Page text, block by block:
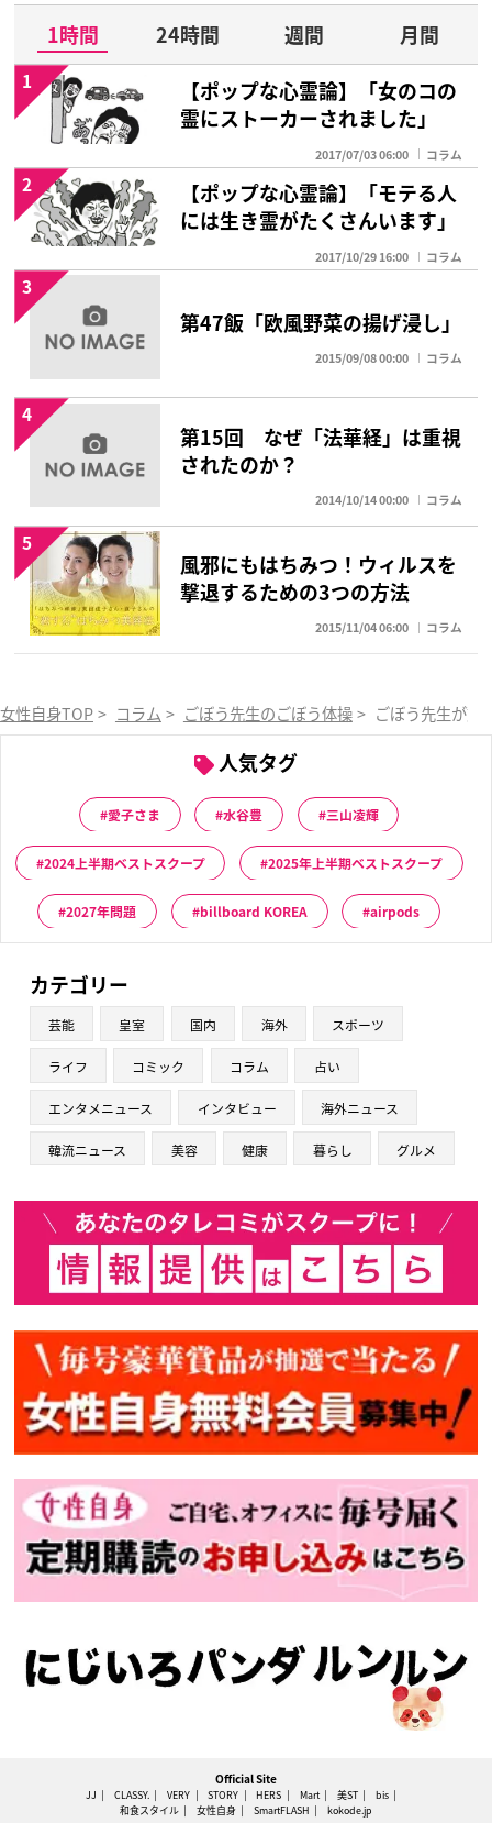
1時間 24時間 週間
月間
【ポップな心霊論】「女のコの
霊にストーカーされました」
2017/07/03 06:00 コラム
1
【ポップな心霊論】「モテる人
には生き霊がたくさんいます」
2017/10/29 16:00 コラム
2
第47飯「欧風野菜の揚げ浸し」
2015/09/08 00:00 コラム
3
第15回 なぜ「法華経」は重視
されたのか？
2014/10/14 00:00 コラム
4
風邪にもはちみつ！ウィルスを
撃退するための3つの方法
2015/11/04 06:00 コラム
5
女性自身TOP > コラム > ごぼう先生のごぼう体操 > ごぼう先生が動
人気タグ
愛子さま 水谷豊 三山凌輝
2024上半期ベストスクープ 2025年上半期ベストスクープ
2027年問題 billboard KOREA airpods
カテゴリー
芸能 皇室 国内 海外 スポーツ
ライフ コミック コラム 占い
エンタメニュース インタビュー 海外ニュース
韓流ニュース 美容 健康 暮らし グルメ
Official Site
JJ CLASSY. VERY STORY HERS Mart 美ST
bis
和食スタイル
女性自身 SmartFLASH kokode.jp